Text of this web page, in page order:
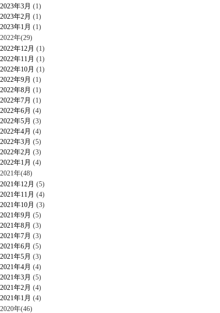
2023年3月 (1)
2023年2月 (1)
2023年1月 (1)
2022年(29)
2022年12月 (1)
2022年11月 (1)
2022年10月 (1)
2022年9月 (1)
2022年8月 (1)
2022年7月 (1)
2022年6月 (4)
2022年5月 (3)
2022年4月 (4)
2022年3月 (5)
2022年2月 (3)
2022年1月 (4)
2021年(48)
2021年12月 (5)
2021年11月 (4)
2021年10月 (3)
2021年9月 (5)
2021年8月 (3)
2021年7月 (3)
2021年6月 (5)
2021年5月 (3)
2021年4月 (4)
2021年3月 (5)
2021年2月 (4)
2021年1月 (4)
2020年(46)